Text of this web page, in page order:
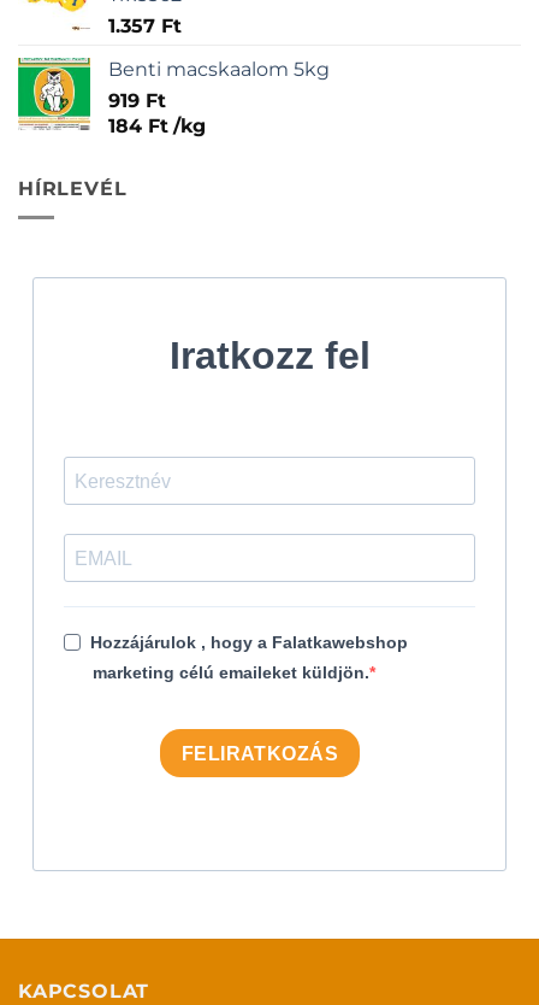
1.357 Ft
Benti macskaalom 5kg
919 Ft
184 Ft /kg
HÍRLEVÉL
Iratkozz fel
Hozzájárulok , hogy a Falatkawebshop
marketing célú emaileket küldjön.
FELIRATKOZÁS
KAPCSOLAT